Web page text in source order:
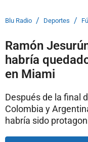
Blu Radio / Deportes /
Ramón
habría
en Miami
Después de la final
Colombia y
habría sido